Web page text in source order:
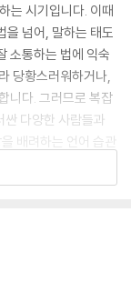
는 시기입니다. 이때
을 넘어, 말하는 태도
소통하는 법에 익숙
당황스러워하거나,
니다. 그러므로 복잡
다양한 사람들과
배려하는 언어 습관
높임말부터, 전화
익숙한 말들이지
어려운 말이 되기